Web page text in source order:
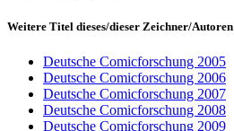
Weitere Titel dieses/dieser Zeichner/Autoren
Deutsche Comicforschung 2005
Deutsche Comicforschung 2006
Deutsche Comicforschung 2007
Deutsche Comicforschung 2008
Deutsche Comicforschung 2009